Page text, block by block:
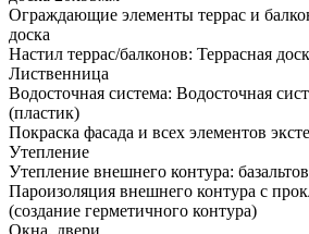
Ограждающие элементы террас и
доска
Настил террас/балконов: Террасная
Лиственница
Водосточная система: Водосточная
(пластик)
Покраска фасада и всех элементов
Утепление
Утепление внешнего контура:
Пароизоляция внешнего контура с
(создание герметичного контура)